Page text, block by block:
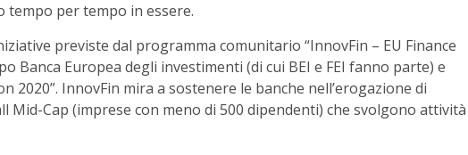
tempo per tempo in essere.
previste dal programma comunitario “InnovFin – EU Finance
Banca Europea degli investimenti (di cui BEI e FEI fanno parte) e
2020”. InnovFin mira a sostenere le banche nell’erogazione di
Mid-Cap (imprese con meno di 500 dipendenti) che svolgono attività